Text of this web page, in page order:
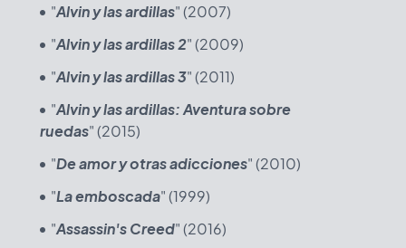
"Alvin y las ardillas" (2007)
"Alvin y las ardillas 2" (2009)
"Alvin y las ardillas 3" (2011)
"Alvin y las ardillas: Aventura sobre
ruedas" (2015)
"De amor y otras adicciones" (2010)
"La emboscada" (1999)
"Assassin's Creed" (2016)